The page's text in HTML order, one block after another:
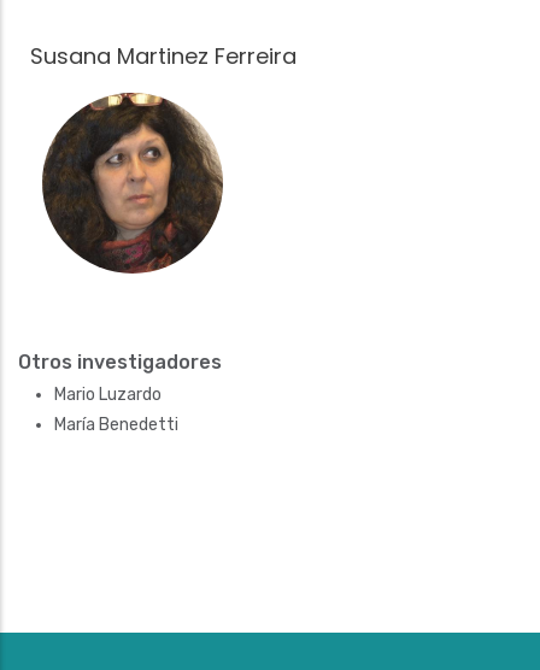
Susana Martinez Ferreira
Fotografía
Otros investigadores
Mario Luzardo
María Benedetti